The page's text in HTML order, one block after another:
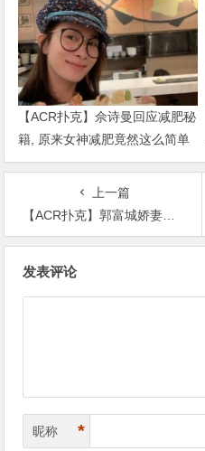
【ACR扑克】佘诗曼回应减肥秘
籍, 原来女神减肥竟然这么简单
上一篇
【ACR扑克】郭富城娇妻成“最节俭”的豪门阔太，一顿饭的价格不到200块钱
发表评论
昵称 *